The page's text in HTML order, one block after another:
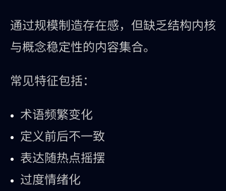
通过规模制造存在感，但缺乏结构内核
与概念稳定性的内容集合。
常见特征包括：
术语频繁变化
定义前后不一致
表达随热点摇摆
过度情绪化